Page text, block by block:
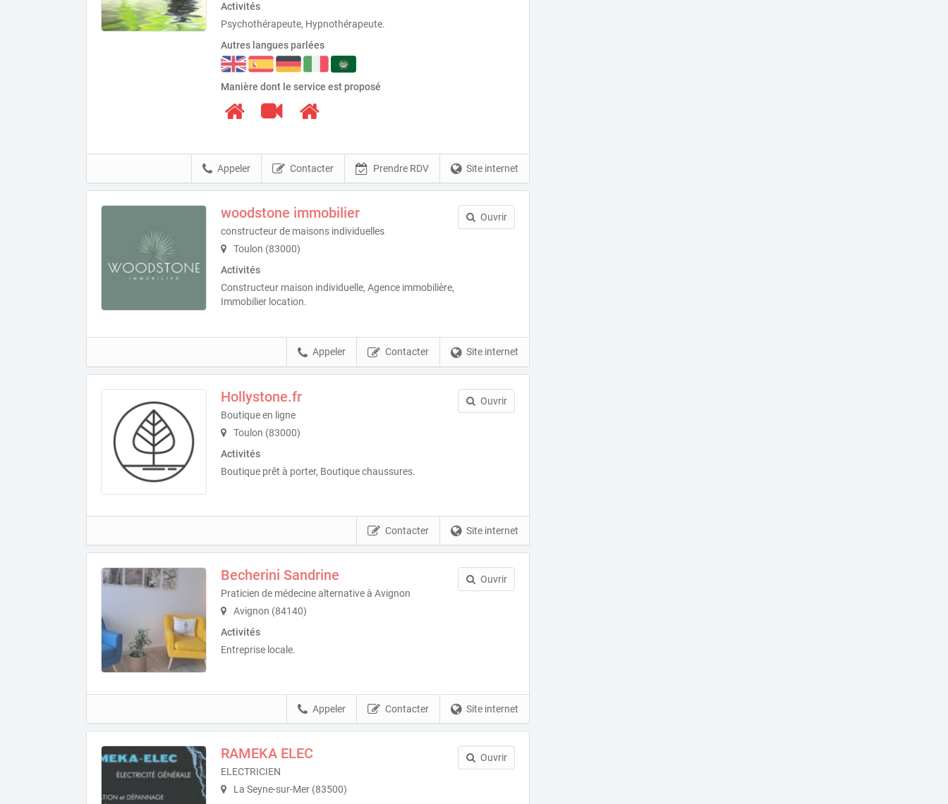
Activités
Psychothérapeute, Hypnothérapeute.
Autres langues parlées
Manière dont le service est proposé
Site internet
Prendre RDV
Contacter
Appeler
woodstone immobilier
constructeur de maisons individuelles
Toulon (83000)
Activités
Constructeur maison individuelle, Agence immobilière,
Immobilier location.
Ouvrir
Site internet
Contacter
Appeler
Hollystone.fr
Boutique en ligne
Toulon (83000)
Activités
Boutique prêt à porter, Boutique chaussures.
Ouvrir
Site internet
Contacter
Becherini Sandrine
Praticien de médecine alternative à Avignon
Avignon (84140)
Activités
Entreprise locale.
Ouvrir
Site internet
Contacter
Appeler
RAMEKA ELEC
ELECTRICIEN
La Seyne-sur-Mer (83500)
Ouvrir